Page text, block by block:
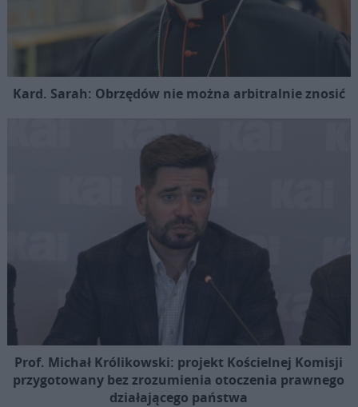
Kard. Sarah: Obrzędów nie można arbitralnie znosić
Prof. Michał Królikowski: projekt Kościelnej Komisji
przygotowany bez zrozumienia otoczenia prawnego
działającego państwa